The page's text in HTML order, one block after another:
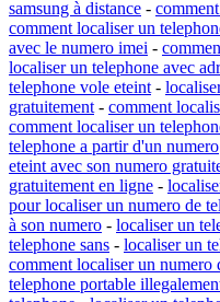
samsung à distance -
comment localiser un
avec le numero imei -
localiser un telephone avec
telephone vole eteint -
gratuitement - comment
comment localiser un
telephone a partir d'un numero
eteint avec son numero
gratuitement en ligne -
pour localiser un numero de
à son numero - localiser un
telephone sans - localiser un
comment localiser un numero
telephone portable